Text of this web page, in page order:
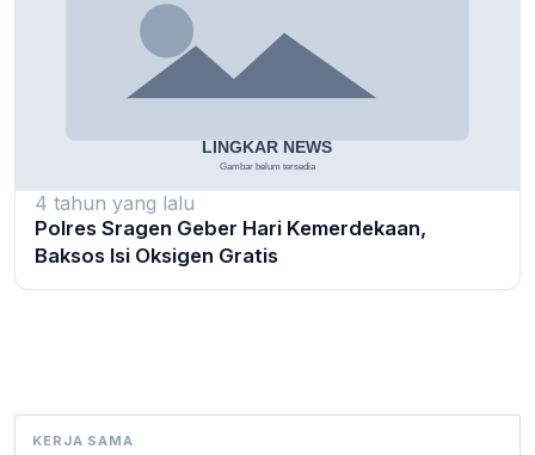
4 tahun yang lalu
Polres Sragen Geber Hari Kemerdekaan,
Baksos Isi Oksigen Gratis
KERJA SAMA